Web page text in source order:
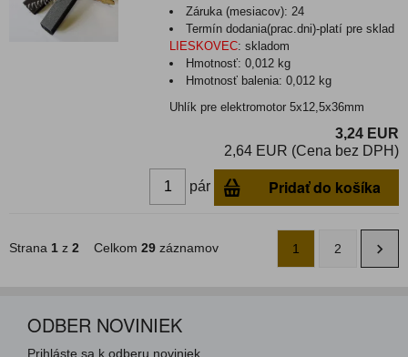
Záruka (mesiacov): 24
Termín dodania(prac.dni)-platí pre sklad
LIESKOVEC: skladom
Hmotnosť:0,012 kg
Hmotnosť balenia:0,012 kg
Uhlík pre elektromotor 5x12,5x36mm
3,24 EUR
2,64 EUR (Cena bez DPH)
pár Pridať do košíka
Strana 1 z 2 Celkom 29 záznamov 1 2
ODBER NOVINIEK
Prihláste sa k odberu noviniek